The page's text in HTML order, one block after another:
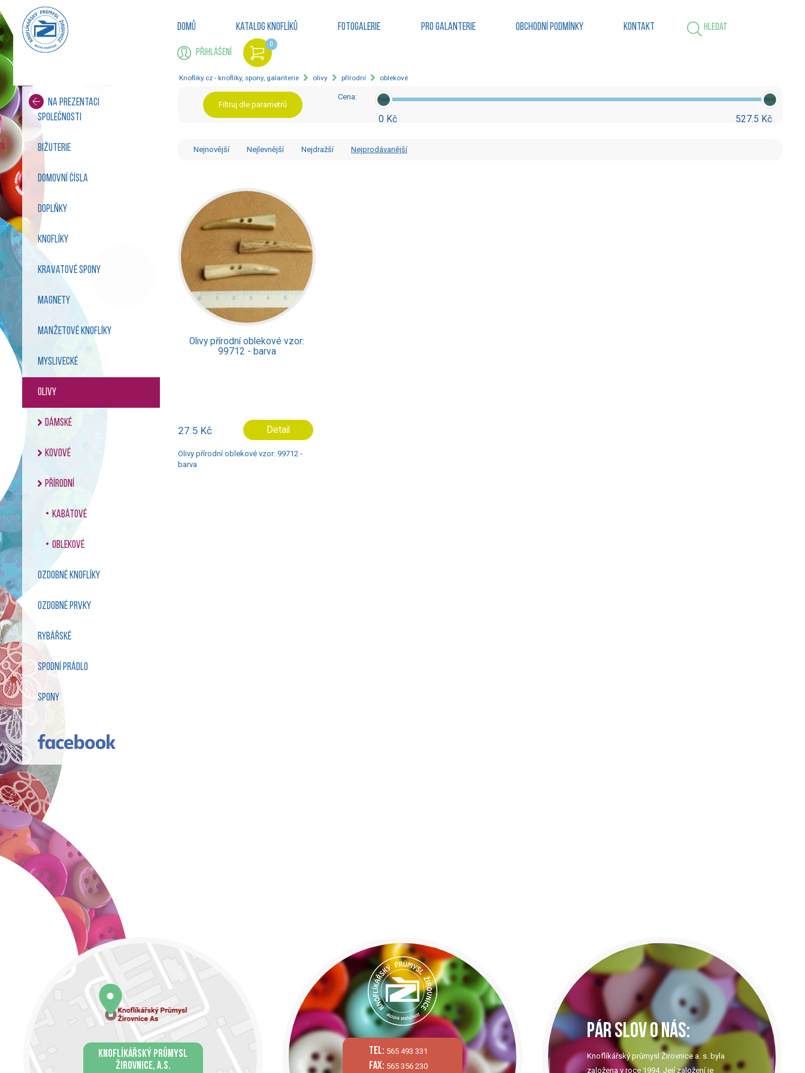
Domů Katalog knoflíků Fotogalerie Pro galanterie Obchodní podmínky Kontakt Hledat
Přihlášení
0
Knofliky.cz - knoflíky, spony, galanterie olivy přírodní oblekové
Na prezentaci
společnosti
bižuterie
domovní čísla
doplňky
knoflíky
kravatové spony
magnety
manžetové knoflíky
myslivecké
olivy
dámské
kovové
přírodní
kabátové
oblekové
ozdobné knoflíky
ozdobné prvky
rybářské
spodní prádlo
spony
Filtruj dle parametrů
Cena:
0 Kč 527.5 Kč
Nejnovější Nejlevnější Nejdražší Nejprodávanější
Olivy přírodní oblekové vzor:
99712 - barva
27.5 Kč Detail
Olivy přírodní oblekové vzor: 99712 -
barva
KNOFLÍKÁŘSKÝ PRŮMYSL
ŽIROVNICE, A.S.
tel: 565 493 331
fax: 565 356 230
PÁR SLOV O NÁS:
Knoflíkářský průmysl Žirovnice a. s. byla
založena v roce 1994. Její založení je